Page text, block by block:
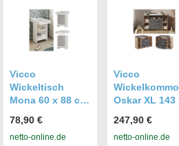
n & Zubehör,
Wickelkommode
PRAKTISCHE
Vicco
Wickeltisch
Mona 60 x 88 cm,
Wickelkommode
inkl.
78,90 €
netto-online.de
Vicco
Oskar XL 143
Anthrazit, inkl.
Wickelauflage
247,90 €
netto-online.de